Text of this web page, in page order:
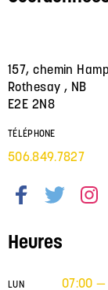
157, chemin
Rothesay , NB
E2E 2N8
TÉLÉPHONE
506.849.7827
Heures
LUN 07:00